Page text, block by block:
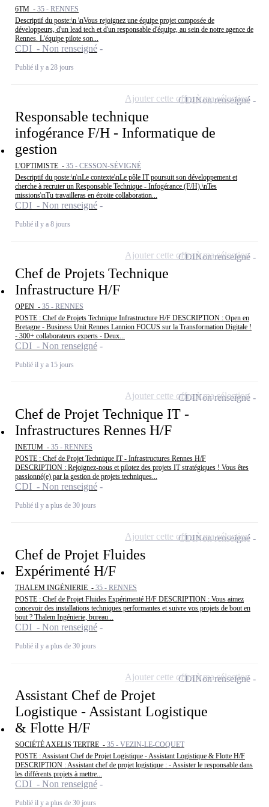
6TM - 35 - RENNES
Descriptif du poste:\n \nVous rejoignez une équipe projet composée de
développeurs, d'un lead tech et d'un responsable d'équipe, au sein de notre agence de
Rennes. L'équipe pilote son...
CDI - Non renseigné
Publié il y a 28 jours
Responsable technique
infogérance F/H - Informatique de
gestion
L'OPTIMISTE - 35 - CESSON-SÉVIGNÉ
Descriptif du poste:\n\nLe contexte\nLe pôle IT poursuit son développement et
cherche à recruter un Responsable Technique - Infogérance (F/H).\nTes
missions\nTu travailleras en étroite collaboration...
CDI - Non renseigné
Publié il y a 8 jours
CDINon renseigné
Ajouter cette offre à ma sélection
Chef de Projets Technique
Infrastructure H/F
OPEN - 35 - RENNES
POSTE : Chef de Projets Technique Infrastructure H/F DESCRIPTION : Open en
Bretagne - Business Unit Rennes Lannion FOCUS sur la Transformation Digitale !
- 300+ collaborateurs experts - Deux...
CDI - Non renseigné
Publié il y a 15 jours
CDINon renseigné
Ajouter cette offre à ma sélection
Chef de Projet Technique IT -
Infrastructures Rennes H/F
INETUM - 35 - RENNES
POSTE : Chef de Projet Technique IT - Infrastructures Rennes H/F
DESCRIPTION : Rejoignez-nous et pilotez des projets IT stratégiques ! Vous êtes
passionné(e) par la gestion de projets techniques...
CDI - Non renseigné
Publié il y a plus de 30 jours
CDINon renseigné
Ajouter cette offre à ma sélection
Chef de Projet Fluides
Expérimenté H/F
THALEM INGÉNIERIE - 35 - RENNES
POSTE : Chef de Projet Fluides Expérimenté H/F DESCRIPTION : Vous aimez
concevoir des installations techniques performantes et suivre vos projets de bout en
bout ? Thalem Ingénierie, bureau...
CDI - Non renseigné
Publié il y a plus de 30 jours
CDINon renseigné
Ajouter cette offre à ma sélection
Assistant Chef de Projet
Logistique - Assistant Logistique
& Flotte H/F
SOCIÉTÉ AXELIS TERTRE - 35 - VEZIN-LE-COQUET
POSTE : Assistant Chef de Projet Logistique - Assistant Logistique & Flotte H/F
DESCRIPTION : Assistant chef de projet logistique : - Assister le responsable dans
les différents projets à mettre...
CDI - Non renseigné
Publié il y a plus de 30 jours
CDINon renseigné
Ajouter cette offre à ma sélection